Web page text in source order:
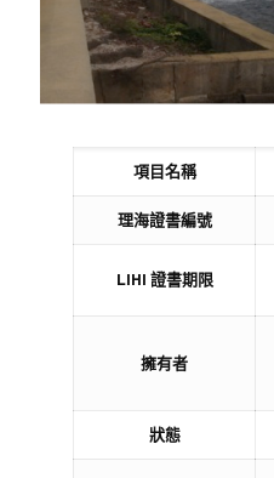
項目名稱
理海證書編號
LIHI 證書期限
擁有者
狀態